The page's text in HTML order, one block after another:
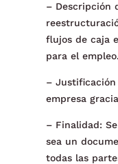
– Descripción
flujos de caja
para el empleo.
–
empresa
– Finalidad:
sea un
todas las